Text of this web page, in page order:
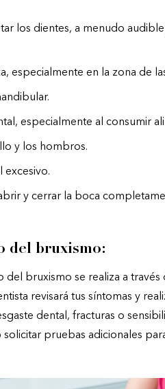
los dientes, a menudo
especialmente en la zona de
especialmente al consumir
y los hombros.
excesivo.
y cerrar la boca
del bruxismo:
del bruxismo se realiza a
revisará tus síntomas y
dental, fracturas o
solicitar pruebas adicionales